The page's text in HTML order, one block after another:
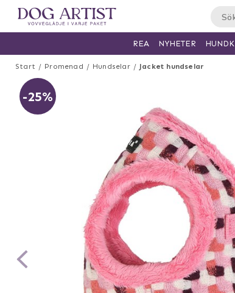
Start Promenad Hundselar Jacket hundselar
-25%
REA NYHETER